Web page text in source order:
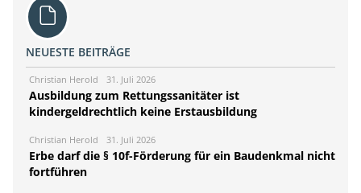
NEUESTE BEITRÄGE
Christian Herold 31. Juli 2026
Ausbildung zum Rettungssanitäter ist
kindergeldrechtlich keine Erstausbildung
Christian Herold 31. Juli 2026
Erbe darf die § 10f-Förderung für ein Baudenkmal nicht
fortführen